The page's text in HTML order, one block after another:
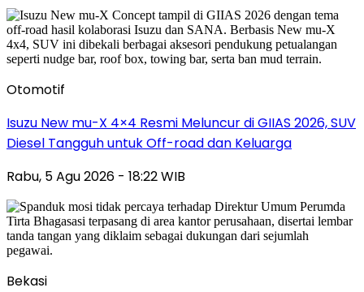
Otomotif
Isuzu New mu-X 4×4 Resmi Meluncur di GIIAS 2026, SUV
Diesel Tangguh untuk Off-road dan Keluarga
Rabu, 5 Agu 2026 - 18:22 WIB
Bekasi